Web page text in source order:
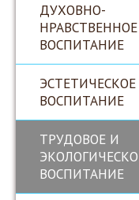
ДУХОВНО-
НРАВСТВЕННОЕ
ВОСПИТАНИЕ
ЭСТЕТИЧЕСКОЕ
ВОСПИТАНИЕ
ТРУДОВОЕ И
ВОСПИТАНИЕ